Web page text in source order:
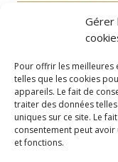
Gérer
Pour offrir les meilleures
telles que les cookies
appareils. Le fait de
traiter des données
uniques sur ce site. Le
consentement peut
et fonctions.
FAIRE UN